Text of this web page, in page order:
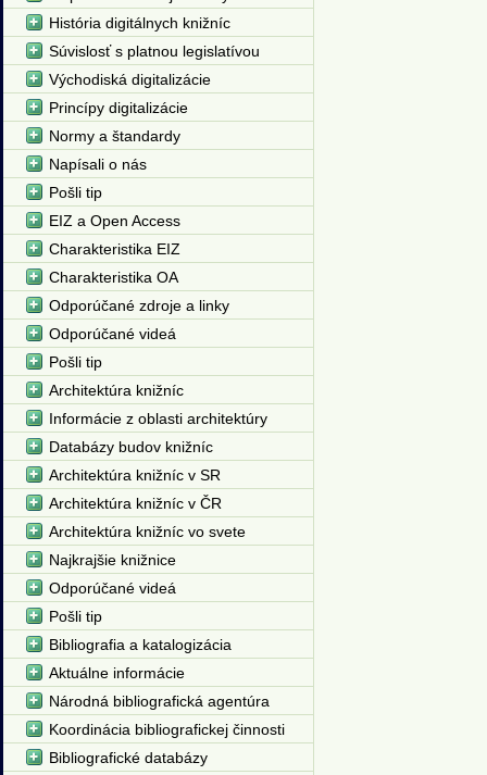
História digitálnych knižníc
Súvislosť s platnou legislatívou
Východiská digitalizácie
Princípy digitalizácie
Normy a štandardy
Napísali o nás
Pošli tip
EIZ a Open Access
Charakteristika EIZ
Charakteristika OA
Odporúčané zdroje a linky
Odporúčané videá
Pošli tip
Architektúra knižníc
Informácie z oblasti architektúry
Databázy budov knižníc
Architektúra knižníc v SR
Architektúra knižníc v ČR
Architektúra knižníc vo svete
Najkrajšie knižnice
Odporúčané videá
Pošli tip
Bibliografia a katalogizácia
Aktuálne informácie
Národná bibliografická agentúra
Koordinácia bibliografickej činnosti
Bibliografické databázy